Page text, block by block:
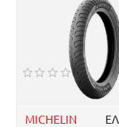
MICHELIN